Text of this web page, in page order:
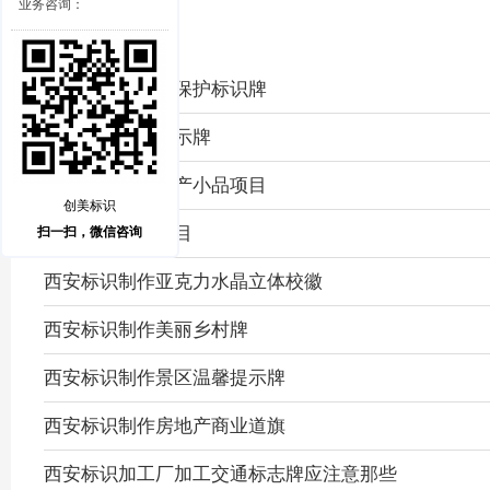
铜川漆水河生态保护标识牌
出租车停车点指示牌
御景园云锦房地产小品项目
杨震公祠标识项目
西安标识制作亚克力水晶立体校徽
西安标识制作美丽乡村牌
西安标识制作景区温馨提示牌
西安标识制作房地产商业道旗
西安标识加工厂加工交通标志牌应注意那些
业务咨询：
创美标识
扫一扫，微信咨询